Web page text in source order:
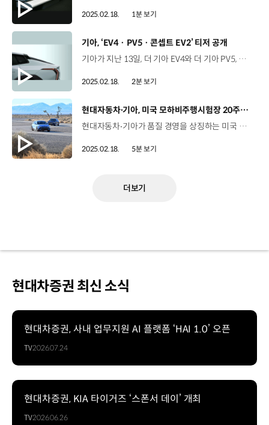
2025.02.18. 1분 보기
[동영상]
기아, ‘EV4 · PV5 · 콘셉트 EV2’ 티저 공개
기아가 지난 13일, 더 기아 EV4와 더 기아 PV5, 더 기아 콘셉트 EV2의 티저 이미지와 영상을 공개했습니다. 기아가 국내 시장에 네번째로 선보이는 전용 전기차 모델 EV4는 일반적인 세단의 고정관념에서 벗어나 기아가 추구하는 차세대 전동화 세단의 방향성을 보여주고 있습니다. PBV 전용 신규 플랫폼이 적용된 기아 PBV 라인업의 첫 번째 모델 PV5는 스타맵 시그니처 라이팅과 간결한 차체, 면 처리 등 기아만의 특징적인 디자인 요소가 외장 디자인에 적용돼 PV5의 다양한 활용성을 제시하고 있습니다. 또한 이번에 처음 선보인 콘셉트 EV2는 도심과 아웃도어 라이프를 모두 아우르는 혁신적이고 모험적인 스타일의 콤팩트 SUV로, 분리된 형상의 스타맵 시그니처 라이팅과 다부진 차체가 어우러져 당당하면서도 세련된 모습을 강조하고 있습니다. 기아는 이달 말, 스페인 타라고나에서 ‘2025 기아 EV 데이’를 개최하고 확장된 전동화 전략과 더불어, PBV 비즈니스 및 상품 전략 등을 함께 공개할 예정입니다.
2025.02.18. 2분 보기
[동영상]
현대자동차∙기아, 미국 모하비주행시험장 20주년 기념행사 개최
현대자동차∙기아가 품질 경영을 상징하는 미국 캘리포니아 주행시험장의 설립 20주년을 맞아 기념 행사를 개최했습니다. 최아영 리포터, 소식 전해주시죠 현대자동차∙기아는 최고 수준의 품질을 위한 핵심 연구시설인 모하비주행시험장의 설립 20주년을 기념하는 행사를 열고 완벽한 품질과 성능 확보를 위해 노력해온 현지 연구원들을 격려하는 자리를 마련했습니다. 현지 시각으로 지난 10일 열린 기념 행사에는 정의선 현대자동차그룹 회장을 비롯해 장재훈 완성차 담당 부회장, 호세 무뇨스 현대자동차 CEO, 양희원 사장 등이 참석해 모하비주행시험장의 지난 역사를 돌아보고 앞으로 나아가야 할 방향에 대해 소통하는 시간을 가졌습니다. 이날 행사에서 정의선 회장은 “지난 20년 동안 모하비주행시험장과 연구원들의 헌신적인 노력 덕분에 의미 있는 진전을 이룰 수 있었다”며 연구원들의 헌신적인 노력을 가장 먼저 격려했습니다. 또한 “우리는 미래를 내다보면서 AI, 로봇 공학, SDV, 전동화, 수소 기술과 같은 선구적인 기술에 집중해야 하고 이러한 혁신을 위해 모하비주행시험장과 같은 연구시설이 핵심적인 역할을 하게 될 것”이라고 강조했습니다. 이어 정의선 회장은 모하비시험장의 의미를 되새기며 “앞으로 다가올 20년의 여정에서도 도전을 기회로, 좌절을 성공으로 전환시키는 사명을 달성하기 위해 지속 노력해 달라”고 현지 연구원들에게 당부했습니다. 행사에 참석한 모하비주행시험장 임직원들 또한 최고의 안전과 품질, 성능을 제공하겠다는 고객과의 약속을 재확인하며 더욱 빈틈없는 담금질에 대한 의지를 다졌습니다. 현대자동차∙기아는 지난 2005년, 모하비 사막 한 가운데에 무려 1,200억 원이라는 과감한 투자를 통해 모하비주행시험장을 만들었죠? 네, 현대자동차∙기아는 여의도 면적의 두 배에 달하는 1,770만㎡ 규모의 모하비주행시험장을 건립했는데요. 혹독한 담금질로 현대자동차∙기아의 완벽한 품질과 성능이 완성되는 곳입니다. 모하비주행시험장은 10.3km의 타원형 고속주회로와 6개 기울기로 구성된 등판성능 시험로, 5km의 와인딩트랙, 18종류 노면의 승차감 시험로, 오프로드 시험로, 미국 고속도로 재현 시험로 등으로 구성돼 있습니다. 현대자동차∙기아는 이곳에서 승차감과 핸들링 평가부터 소음, 진동 및 내구 테스트를 진행하고 있으며 여름철이면 54℃를 넘나드는 기후를 활용해 차량과 부품의 열 내구성 평가나 냉각 성능을 시험하는 등 차량의 품질을 다각도로 검증하고 있습니다. 모하비주행시험장에서는 지금까지 5천여 대의 현대자동차, 기아, 제네시스 차량이 약 3천2백만km 이상의 혹독한 주행 시험을 거쳤습니다. 한편, 현대자동차∙기아는 북미시장에 최적화된 모빌리티 제공을 위해 제품 기획부터 디자인, 설계, 시험에 이르는 RD 현지화 체계를 구축했는데요. 미시간주에 위치한 미국기술연구소를 비롯해 캘리포니아주에서는 파워트레인 전문 연구시설인 ‘치노 랩’과 ‘모하비주행시험장’, ‘디자인엔지니어링 센터’, ‘북미품질센터’ 등을 운영하고 있으며 실리콘 밸리에는 차세대 기술 연구시설이자 혁신 거점인 ‘크래들’도 운영하고 있습니다. 특히 현대자동차그룹은 미국 현지 RD 연구거점과 생산거점 등을 포함해 미국에서 직간접적으로 57만 명 이상의 고용을 창출하고 있으며 2002년부터 미국에 205억 달러 이상을 투자해오고 있습니다. 현대자동차∙기아는 지난 2010년, 글로벌 톱 5를 기록한 이후 지난해까지 3년 연속 세계 판매 3위 자리를 지키고 있는데요. 모하비주행시험장에서의 수많은 시험이 그 밑바탕에 있었던 것 같습니다. 모하비시험장에서 담금질을 통해 완성된 현대자동차∙기아 신차들은 시장의 긍정적 평가를 이끄는 동시에 소비자들의 시선을 사로잡고 있습니다. 더욱 향상된 상품과 품질을 위해 오늘도 묵묵히 노력하고 있는 연구원들에게 응원을 보내며, 모하비주행시험장의 역할을 더욱 기대하겠습니다. 오늘 소식 전해주셔서 고맙습니다.
2025.02.18. 5분 보기
더보기
현대차증권 최신 소식
현대차증권, 사내 업무지원 AI 플랫폼 ‘HAI 1.0’ 오픈
TV2026.07.24
현대차증권, KIA 타이거즈 ‘스폰서 데이’ 개최
TV2026.06.26